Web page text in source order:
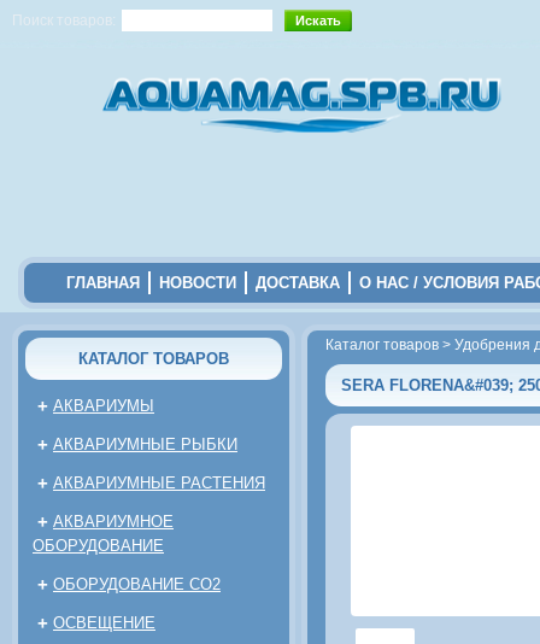
Поиск товаров:
ГЛАВНАЯ НОВОСТИ ДОСТАВКА О НАС / УСЛОВИЯ
КАТАЛОГ ТОВАРОВ
+ АКВАРИУМЫ
+ АКВАРИУМНЫЕ РЫБКИ
+ АКВАРИУМНЫЕ РАСТЕНИЯ
+ АКВАРИУМНОЕ
ОБОРУДОВАНИЕ
+ ОБОРУДОВАНИЕ CO2
+ ОСВЕЩЕНИЕ
Каталог товаров > Удобрения
SERA FLORENA&#039;